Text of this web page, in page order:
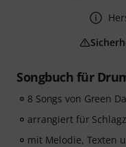
Songbuch für
8 Songs von Green
arrangiert für
mit Melodie, Texten